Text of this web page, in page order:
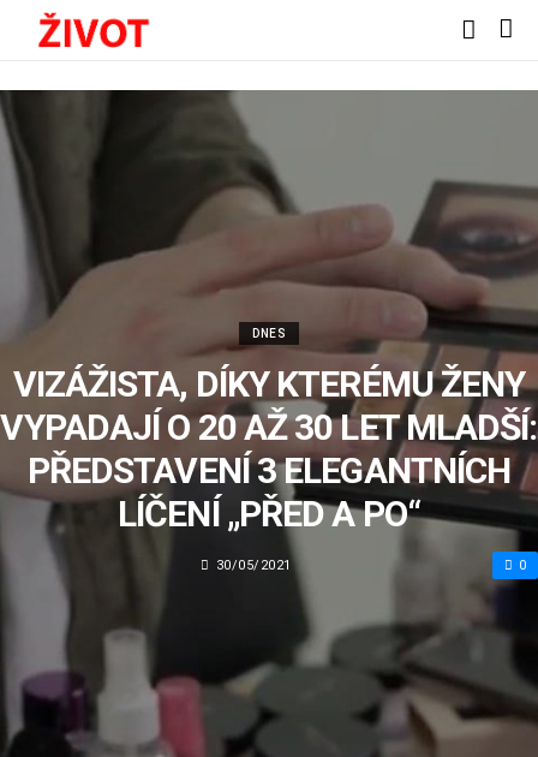
DNES
VIZÁŽISTA, DÍKY KTERÉMU ŽENY
VYPADAJÍ O 20 AŽ 30 LET MLADŠÍ:
PŘEDSTAVENÍ 3 ELEGANTNÍCH
LÍČENÍ „PŘED A PO“
30/05/2021 0